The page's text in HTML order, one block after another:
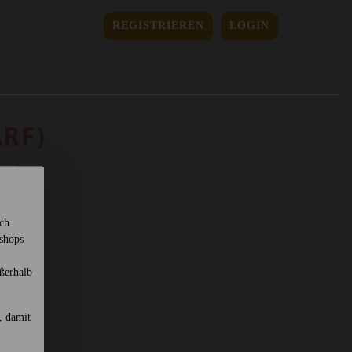
REGISTRIEREN LOGIN
damit